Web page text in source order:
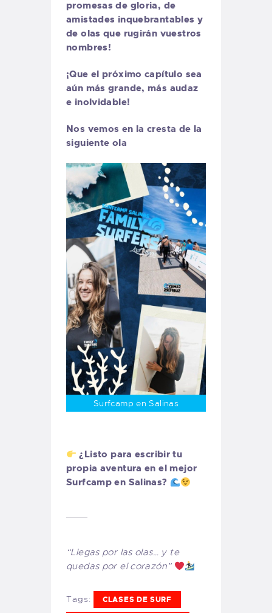
promesas de gloria, de
amistades inquebrantables y
de olas que rugirán vuestros
nombres!
¡Que el próximo capítulo sea
aún más grande, más audaz
e inolvidable!
Nos vemos en la cresta de la
siguiente ola
Surfcamp en Salinas
¿Listo para escribir tu
propia aventura en el mejor
Surfcamp en Salinas?
“Llegas por las olas… y te
quedas por el corazón”
Tags: CLASES DE SURF